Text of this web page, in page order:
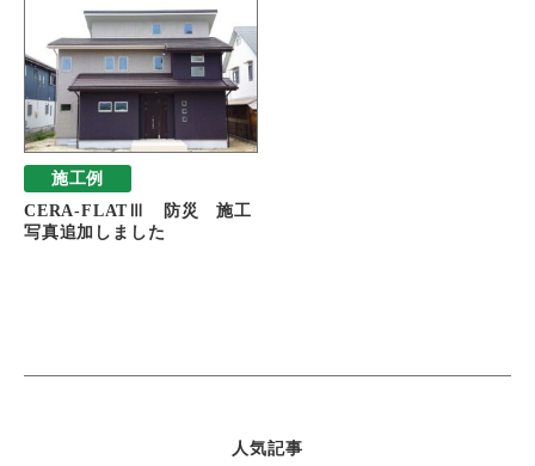
施工例
CERA-FLATⅢ 防災 施工
写真追加しました
人気記事